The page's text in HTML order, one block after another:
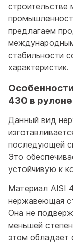
предлагаем
стабильности
характеристик.
430 в рулоне
Данный вид
последующей
Это
устойчивую к
Материал AISI
нержавеющая
Она не
меньшей
этом обладает